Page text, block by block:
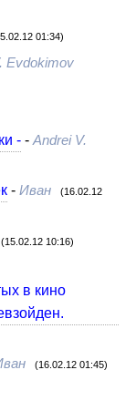
01:34)
Evdokimov
-- Andrei V.
-Иван (16.02.12
(15.02.12 10:16)
в кино
(16.02.12 01:45)